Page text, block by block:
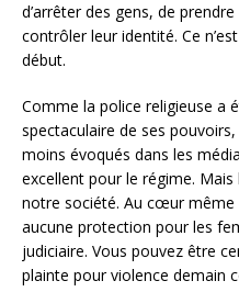
d’arrêter des gens, de
contrôler leur identité. Ce
début.
Comme la police religieuse a
spectaculaire de ses
moins évoqués dans les
excellent pour le régime.
notre société. Au cœur même
aucune protection pour les
judiciaire. Vous pouvez être
plainte pour violence demain